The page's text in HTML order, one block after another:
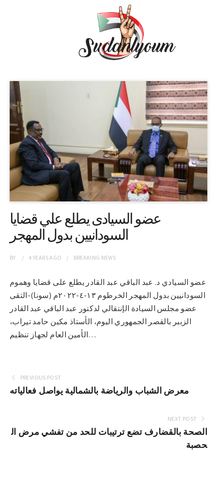
عضو السيادى يطلع علي قضايا
السودانيين بدول المهجر
BY 4 YEARSAGO BREAKING NEWS
عضو السيادي د. عبد الباقي عبد القادر يطلع على قضايا وهموم
السودانيين بدول المهجر الخرطوم ١٣-٤-٢٠٢٢م (سونا)-التقى
عضو مجلس السيادة الإنتقالي لدكتور عبد الباقي عبد القادر
الزببر بالقصر الجمهوري اليوم، الأستاذ مكين حامد تيراب،
الأمين العام لجهاز تنظيم…
PREVIOUS POST
معرض الشباب والرياضة بالشمالية يواصل فعالياته
NEXT POST
الصحة بالقضارف تضع ترتيبات للحد من تفشي مرض ال
حصبة